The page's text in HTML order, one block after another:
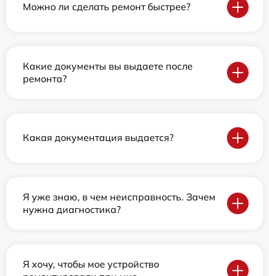
Можно ли сделать ремонт быстрее?
Какие документы вы выдаете после
ремонта?
Какая документация выдается?
Я уже знаю, в чем неисправность. Зачем
нужна диагностика?
Я хочу, чтобы мое устройство